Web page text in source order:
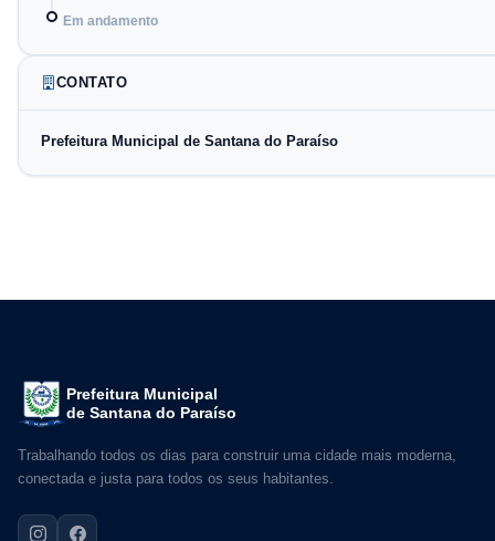
Em andamento
CONTATO
Prefeitura Municipal de Santana do Paraíso
Prefeitura Municipal
de Santana do Paraíso
Trabalhando todos os dias para construir uma cidade mais moderna,
conectada e justa para todos os seus habitantes.